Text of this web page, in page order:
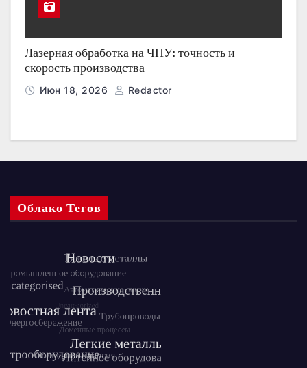
Лазерная обработка на ЧПУ: точность и
скорость производства
Июн 18, 2026 Redactor
Облако Тегов